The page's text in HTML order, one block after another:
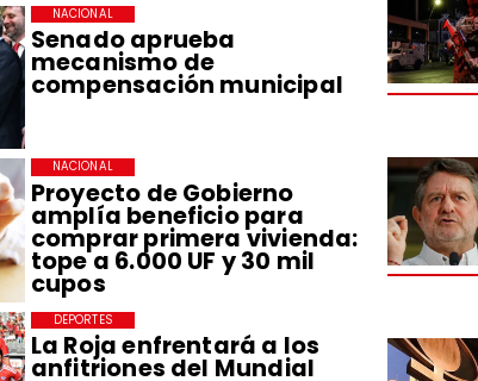
Senado aprueba
mecanismo de
compensación municipal
NACIONAL
Proyecto de Gobierno
amplía beneficio para
comprar primera vivienda:
tope a 6.000 UF y 30 mil
cupos
NACIONAL
La Roja enfrentará a los
anfitriones del Mundial
DEPORTES